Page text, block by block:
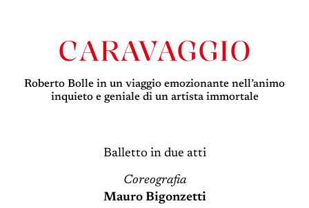
CARAVAGGIO
Roberto Bolle in un viaggio emozionante nell’animo
inquieto e geniale di un artista immortale
Balletto in due atti
Coreografia
Mauro Bigonzetti